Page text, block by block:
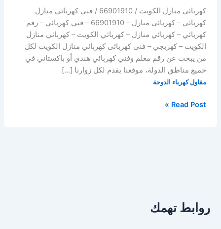
كهربائي منازل الكويت / 66901910 / فني كهربائي منازل
كهربائي – كهربائي منازل – 66901910 – فني كهربائي – رقم
كهربائي – كهربائي منازل – كهربائي الكويت – كهربائي منازل
الكويت – كهربجي – فنى كهربائى كهربائي منازل الكويت لكل
من يبحث عن رقم معلم وفني كهربائي هندي أو باكستاني في
جميع مناطق الدولة، موقعنا يقدم لكل زوارنا […]
مقاول كهرباء الدوحة
مقاول
Read Post »
روابط تهمك